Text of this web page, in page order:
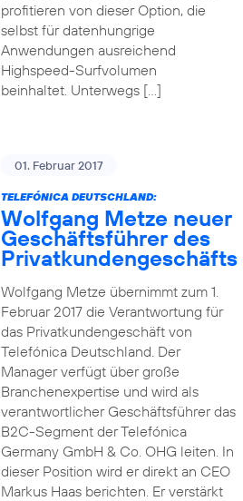
profitieren von dieser Option, die
selbst für datenhungrige
Anwendungen ausreichend
Highspeed-Surfvolumen
beinhaltet. Unterwegs […]
01. Februar 2017
TELEFÓNICA DEUTSCHLAND:
Wolfgang Metze neuer
Geschäftsführer des
Privatkundengeschäfts
Wolfgang Metze übernimmt zum 1.
Februar 2017 die Verantwortung für
das Privatkundengeschäft von
Telefónica Deutschland. Der
Manager verfügt über große
Branchenexpertise und wird als
verantwortlicher Geschäftsführer das
B2C-Segment der Telefónica
Germany GmbH & Co. OHG leiten. In
dieser Position wird er direkt an CEO
Markus Haas berichten. Er verstärkt